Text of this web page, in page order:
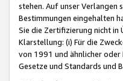
stehen. Auf unser Verlangen
Bestimmungen eingehalten
Sie die Zertifizierung nicht in
Klarstellung: (i) Für die
von 1991 und ähnlicher oder
Gesetze und Standards und